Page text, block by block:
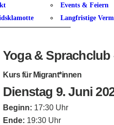
Events & Feiern
Langfristige
aus!
Yoga & Sprachclub
Kurs für Migrant*innen
Dienstag 9. Juni
Beginn: 17:30 Uhr
Ende: 19:30 Uhr